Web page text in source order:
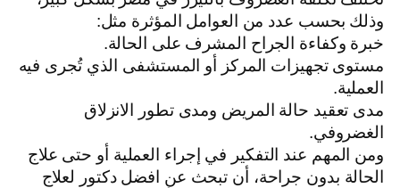
وذلك بحسب عدد من العوامل المؤثرة مثل:
خبرة وكفاءة الجراح المشرف على الحالة.
مستوى تجهيزات المركز أو المستشفى الذي تُجرى فيه
العملية.
مدى تعقيد حالة المريض ومدى تطور الانزلاق
الغضروفي.
ومن المهم عند التفكير في إجراء العملية أو حتى علاج
الحالة بدون جراحة، أن تبحث عن افضل دكتور لعلاج